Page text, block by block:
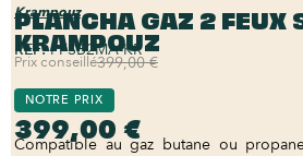
Krampouz
PLANCHA GAZ 2 FEUX
KRAMPOUZ
REF:PFSB2MA-KR
Prix conseillé399,00 €
NOTRE PRIX
399,00 €
Compatible au gaz butane ou